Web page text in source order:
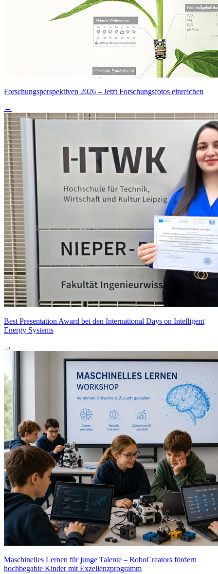
Forschungsperspektiven 2026 – Jetzt Forschungsfotos einreichen
→
Best Presentation Award bei den International Days on Intelligent
Energy Systems
→
Maschinelles Lernen für junge Talente – RoboCreators fördern
hochbegabte Kinder mit Exzellenzprogramm